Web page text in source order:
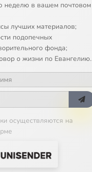
неделю в вашем почтовом
лучших материалов;
подопечных
фонда;
о жизни по Евангелию.
осуществляются на